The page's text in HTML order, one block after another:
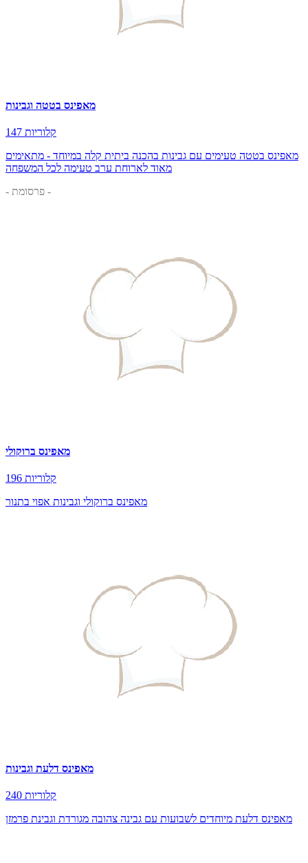
מאפינס בטטה וגבינות
147 קלוריות
מאפינס בטטה טעימים עם גבינות בהכנה ביתית קלה במיוחד - מתאימים
מאוד לארוחת ערב טעימה לכל המשפחה
- פרסומת -
מאפינס ברוקולי
196 קלוריות
מאפינס ברוקולי וגבינות אפוי בתנור
מאפינס דלעת וגבינות
240 קלוריות
מאפינס דלעת מיוחדים לשבועות עם גבינה צהובה מגורדת וגבינת פרמזן